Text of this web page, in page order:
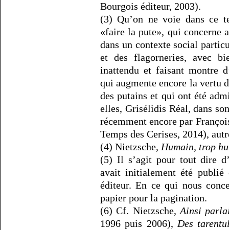
Bourgois éditeur, 2003).
(3) Qu’on ne voie dans ce
«faire la pute», qui concerne
dans un contexte social
et des flagorneries, avec
inattendu et faisant montre
qui augmente encore la vertu
des putains et qui ont été
elles, Grisélidis Réal, dans
récemment encore par
Temps des Cerises, 2014),
(4) Nietzsche, Humain, trop
(5) Il s’agit pour tout dire
avait initialement été publié
éditeur. En ce qui nous
papier pour la pagination.
(6) Cf. Nietzsche,Ainsi
1996 puis 2006), Des